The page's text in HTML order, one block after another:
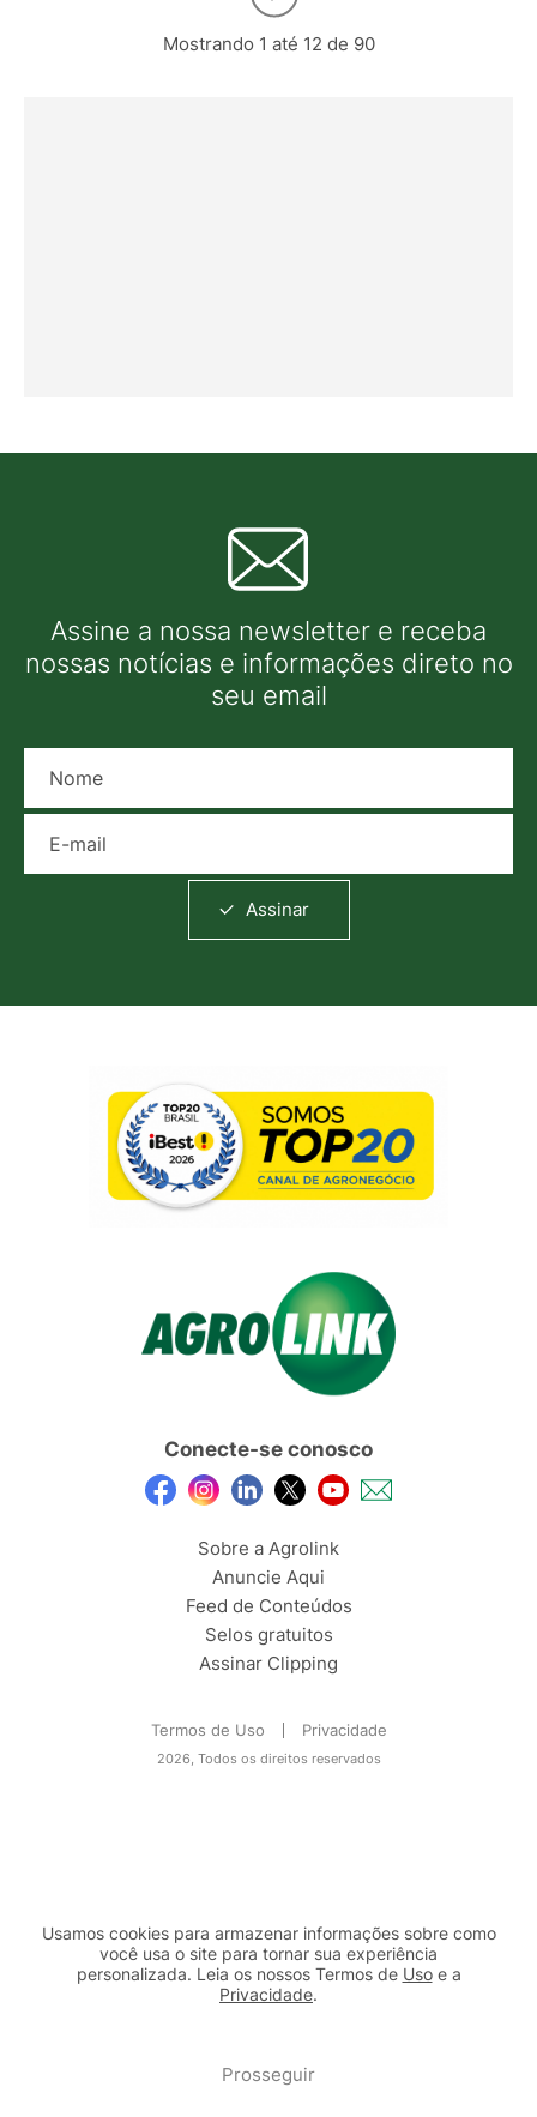
Mostrando 1 até 12 de 90
Assine a nossa newsletter e receba
nossas notícias e informações direto no
seu email
Assinar
Conecte-se conosco
Sobre a Agrolink
Anuncie Aqui
Feed de Conteúdos
Selos gratuitos
Assinar Clipping
Termos de Uso Privacidade
2026, Todos os direitos reservados
Usamos cookies para armazenar informações sobre como
você usa o site para tornar sua experiência
personalizada. Leia os nossos Termos de Usoe a
Privacidade.
Prosseguir